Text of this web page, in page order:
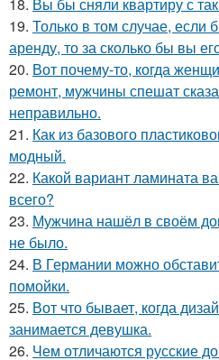
19. Только в том случае, если
аренду, то за сколько бы вы
20. Вот почему-то, когда
ремонт, мужчины спешат
неправильно.
21. Как из базового
модный.
22. Какой вариант ламината
всего?
23. Мужчина нашёл в своём
не было.
24. В Германии можно
помойки.
25. Вот что бывает, когда
занимается девушка.
26. Чем отличаются русские